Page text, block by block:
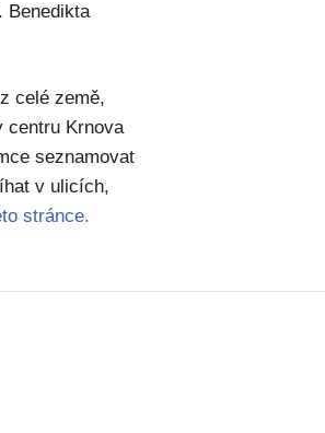
Benedikta
celé země,
centru Krnova
seznamovat
v ulicích,
stránce.